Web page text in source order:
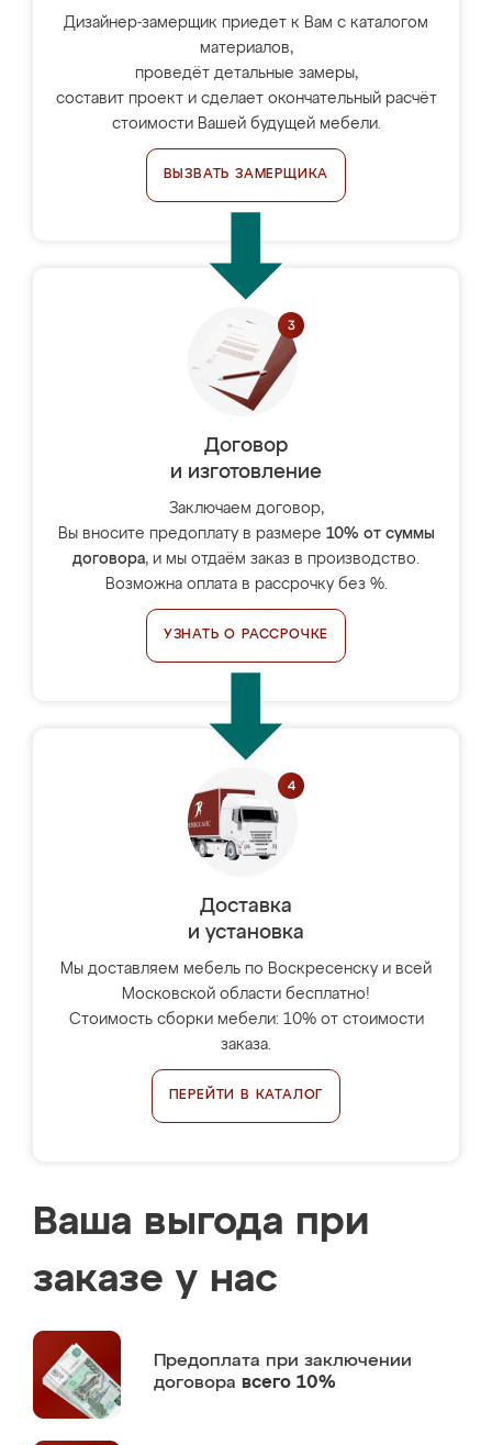
Дизайнер-замерщик приедет к Вам с каталогом
материалов,
проведёт детальные замеры,
составит проект и сделает окончательный расчёт
стоимости Вашей будущей мебели.
ВЫЗВАТЬ ЗАМЕРЩИКА
Договор
и изготовление
Заключаем договор,
Вы вносите предоплату в размере 10% от суммы
договора, и мы отдаём заказ в производство.
Возможна оплата в рассрочку без %.
УЗНАТЬ О РАССРОЧКЕ
Доставка
и установка
Мы доставляем мебель по Воскресенску и всей
Московской области бесплатно!
Стоимость сборки мебели: 10% от стоимости
заказа.
ПЕРЕЙТИ В КАТАЛОГ
Ваша выгода при
заказе у нас
Предоплата при заключении
договора всего 10%